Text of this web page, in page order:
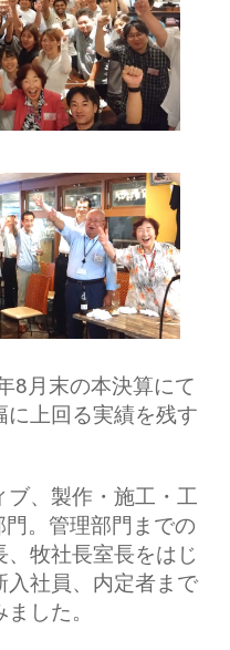
8月末の本決算にて
上回る実績を残す
、製作・施工・工
。管理部門までの
牧社長室長をはじ
入社員、内定者まで
した。